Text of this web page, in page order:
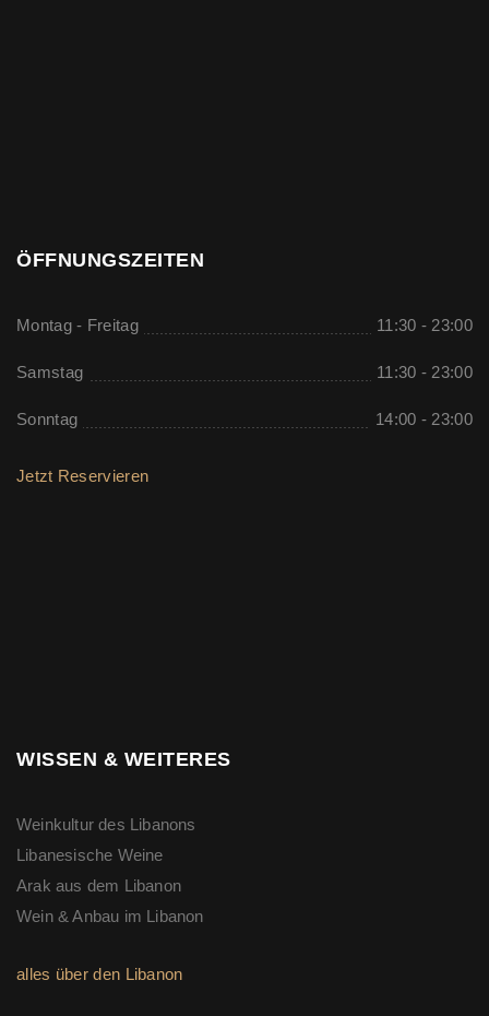
ÖFFNUNGSZEITEN
Montag - Freitag 11:30 - 23:00
Samstag 11:30 - 23:00
Sonntag 14:00 - 23:00
Jetzt Reservieren
WISSEN & WEITERES
Weinkultur des Libanons
Libanesische Weine
Arak aus dem Libanon
Wein & Anbau im Libanon
alles über den Libanon